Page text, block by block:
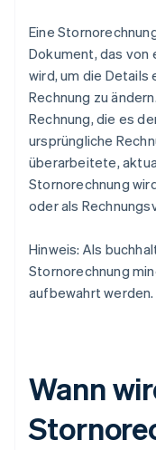
Eine
Dokument, das
wird, um die
Rechnung zu
Rechnung, die es
ursprüngliche
überarbeitete,
Stornorechnung
oder als
Hinweis: Als
Stornorechnung
aufbewahrt werden.
Wann